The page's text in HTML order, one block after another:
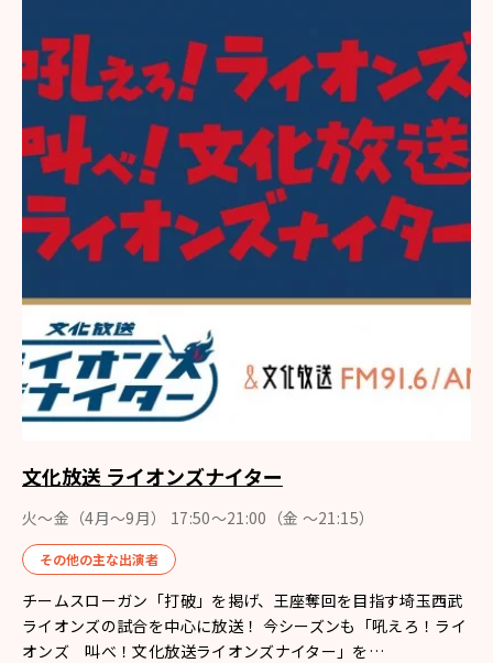
文化放送 ライオンズナイター
火～金（4月〜9月） 17:50～21:00（金 ～21:15）
その他の主な出演者
チームスローガン「打破」を掲げ、王座奪回を目指す埼玉西武
ライオンズの試合を中心に放送！ 今シーズンも「吼えろ！ライ
オンズ 叫べ！文化放送ライオンズナイター」を…